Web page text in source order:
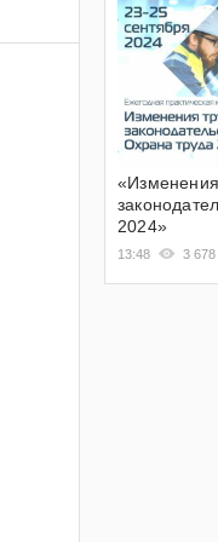
2024»
13:48 3 678